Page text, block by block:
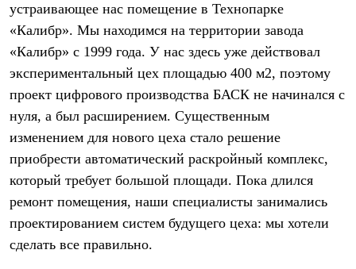
Легкое термобелье
Лёгкая одежда
Футболки
Толстовки
Брюки
Женская одежда
Утепленная пухом
Брюки
Жилеты
Утепленная синтетикой
Куртки
Брюки
Штормовая одежда
устраивающее нас помещение в Технопарке
«Калибр». Мы находимся на территории завода
«Калибр» с 1999 года. У нас здесь уже действовал
экспериментальный цех площадью 400 м2, поэтому
проект цифрового производства БАСК не начинался с
нуля, а был расширением. Существенным
изменением для нового цеха стало решение
приобрести автоматический раскройный комплекс,
который требует большой площади. Пока длился
ремонт помещения, наши специалисты занимались
проектированием систем будущего цеха: мы хотели
сделать все правильно.